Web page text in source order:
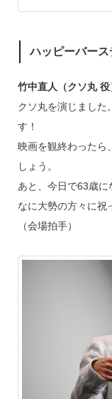
ハッピーバー
竹中直人（クソ丸 役
クソ丸を演じました
す！
映画を観終わったら
しょう。
あと、今日で63歳
なに大勢の方々に祝
（会場拍手）